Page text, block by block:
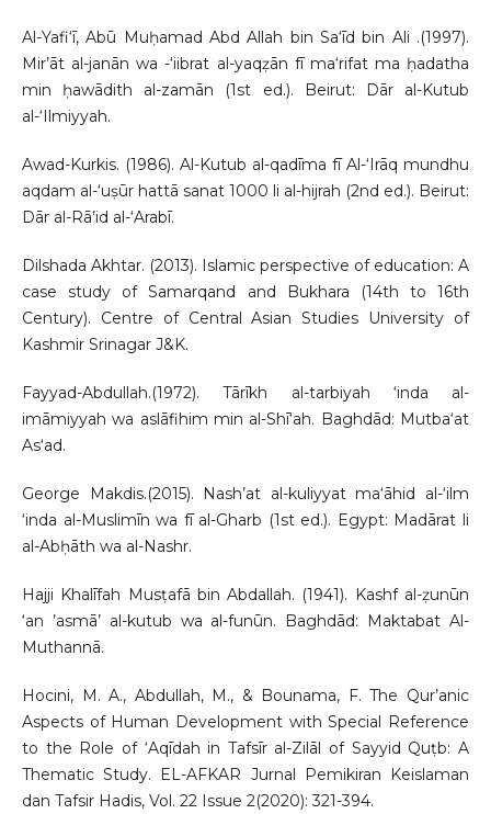
Al-Yafi‘ī, Abū Muḥamad Abd Allah bin Sa‘īd bin Ali .(1997).
Mir’āt al-janān wa -‘iibrat al-yaqẓān fī ma‘rifat ma ḥadatha
min ḥawādith al-zamān (1st ed.). Beirut: Dār al-Kutub
al-‘Ilmiyyah.
Awad-Kurkis. (1986). Al-Kutub al-qadīma fī Al-‘Irāq mundhu
aqdam al-‘uṣūr hattā sanat 1000 li al-hijrah (2nd ed.). Beirut:
Dār al-Rā’id al-‘Arabī.
Dilshada Akhtar. (2013). Islamic perspective of education: A
case study of Samarqand and Bukhara (14th to 16th
Century). Centre of Central Asian Studies University of
Kashmir Srinagar J&K.
Fayyad-Abdullah.(1972). Tārīkh al-tarbiyah ‘inda al-
imāmiyyah wa aslāfihim min al-Shī‘ah. Baghdād: Mutba‘at
As‘ad.
George Makdis.(2015). Nash’at al-kuliyyat ma‘āhid al-‘ilm
‘inda al-Muslimīn wa fī al-Gharb (1st ed.). Egypt: Madārat li
al-Abḥāth wa al-Nashr.
Hajji Khalīfah Musṭafā bin Abdallah. (1941). Kashf al-ẓunūn
‘an ’asmā’ al-kutub wa al-funūn. Baghdād: Maktabat Al-
Muthannā.
Hocini, M. A., Abdullah, M., & Bounama, F. The Qur’anic
Aspects of Human Development with Special Reference
to the Role of ‘Aqīdah in Tafsīr al-Zilāl of Sayyid Quṭb: A
Thematic Study. EL-AFKAR Jurnal Pemikiran Keislaman
dan Tafsir Hadis, Vol. 22 Issue 2(2020): 321-394.